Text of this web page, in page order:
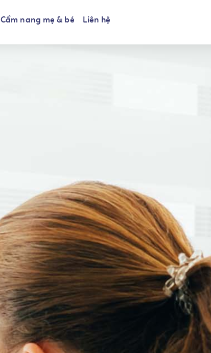
Cẩm nang mẹ & bé Liên hệ